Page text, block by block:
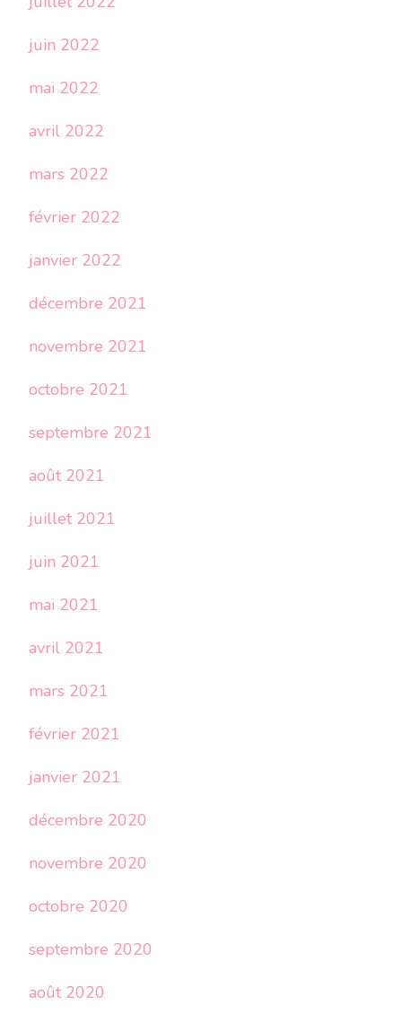
juin 2022
mai 2022
avril 2022
mars 2022
février 2022
janvier 2022
décembre 2021
novembre 2021
octobre 2021
septembre 2021
août 2021
juillet 2021
juin 2021
mai 2021
avril 2021
mars 2021
février 2021
janvier 2021
décembre 2020
novembre 2020
octobre 2020
septembre 2020
août 2020